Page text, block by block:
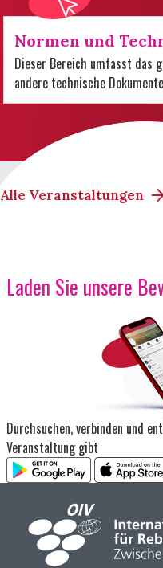
Normen und
Dieser Bereich umfasst das
andere technische Dokumente
Alle Veranstaltungen
Laden Sie unsere
Durchsuchen, verbinden und
Veranstaltung gibt